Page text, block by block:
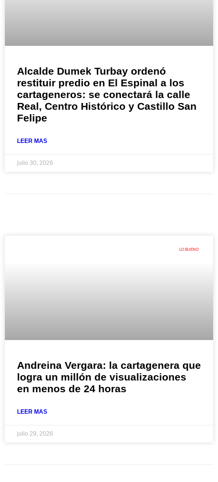
Alcalde Dumek Turbay ordenó
restituir predio en El Espinal a los
cartageneros: se conectará la calle
Real, Centro Histórico y Castillo San
Felipe
LEER MAS
julio 30, 2026
LO BUENO
Andreina Vergara: la cartagenera que
logra un millón de visualizaciones
en menos de 24 horas
LEER MAS
julio 29, 2026